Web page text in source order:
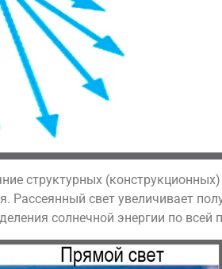
структурных
Рассеянный свет увеличивает
солнечной энергии по всей